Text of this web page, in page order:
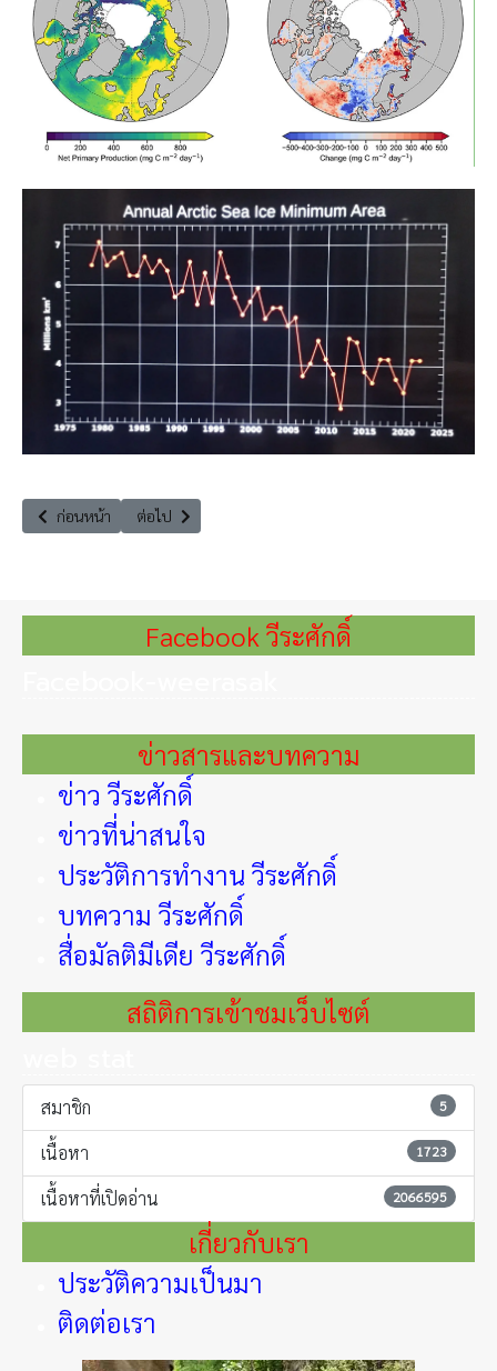
เนื้อหาก่อนหน้า: สว.วีระศักดิ์' ชี้ นโยบาย Soft Power ต้องขับเคลื่อนในระ
ก่อนหน้า เนื้อหาถัดไป: พิจารณาแนวทางการจัดเก็บภาษีที่ดิน และสิ่ง
ต่อไป
Facebook วีระศักดิ์
ข่าวสารและบทความ
ข่าว วีระศักดิ์
ข่าวที่น่าสนใจ
ประวัติการทำงาน วีระศักดิ์
บทความ วีระศักดิ์
สื่อมัลติมีเดีย วีระศักดิ์
สถิติการเข้าชมเว็บไซต์
สมาชิก 5
เนื้อหา 1723
เนื้อหาที่เปิดอ่าน 2066595
เกี่ยวกับเรา
ประวัติความเป็นมา
ติดต่อเรา